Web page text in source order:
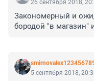
26 сентября 2018,
Закономерный и
бородой "в магазин"
5 сентября 2018,